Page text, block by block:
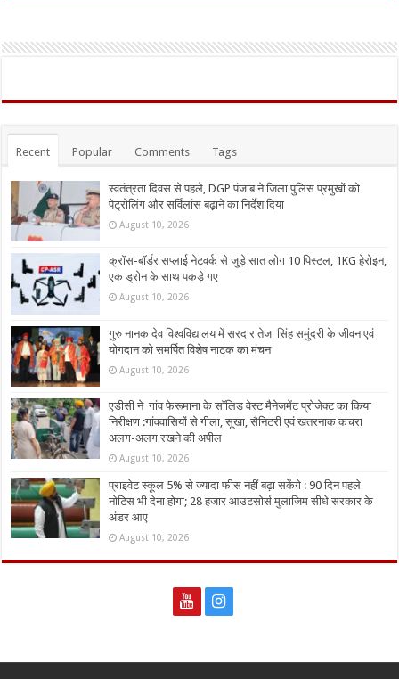
Recent Popular Comments Tags
स्वतंत्रता दिवस से पहले, DGP पंजाब ने जिला पुलिस प्रमुखों को
पेट्रोलिंग और सर्विलांस बढ़ाने का निर्देश दिया
August 10, 2026
क्रॉस-बॉर्डर सप्लाई नेटवर्क से जुड़े सात लोग 10 पिस्टल, 1KG हेरोइन,
एक ड्रोन के साथ पकड़े गए
August 10, 2026
गुरु नानक देव विश्वविद्यालय में सरदार तेजा सिंह समुंदरी के जीवन एवं
योगदान को समर्पित विशेष नाटक का मंचन
August 10, 2026
एडीसी ने गांव फेरूमाना के सॉलिड वेस्ट मैनेजमेंट प्रोजेक्ट का किया
निरीक्षण :गांववासियों से गीला, सूखा, सैनिटरी एवं खतरनाक कचरा
अलग-अलग रखने की अपील
August 10, 2026
प्राइवेट स्कूल 5% से ज्यादा फीस नहीं बढ़ा सकेंगे : 90 दिन पहले
नोटिस भी देना होगा; 28 हजार आउटसोर्स मुलाजिम सीधे सरकार के
अंडर आए
August 10, 2026